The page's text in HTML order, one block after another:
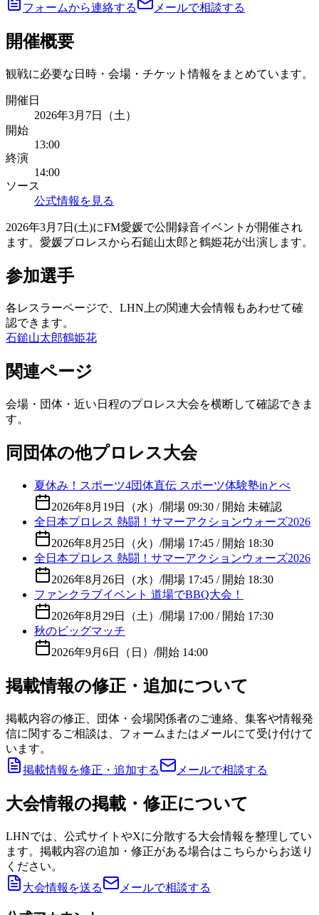
フォームから連絡する メールで相談する
開催概要
観戦に必要な日時・会場・チケット情報をまとめています。
開催日
2026年3月7日（土）
開始
13:00
終演
14:00
ソース
公式情報を見る
2026年3月7日(土)にFM愛媛で公開録音イベントが開催され
ます。愛媛プロレスから石鎚山太郎と鶴姫花が出演します。
参加選手
各レスラーページで、LHN上の関連大会情報もあわせて確
認できます。
石鎚山太郎鶴姫花
関連ページ
会場・団体・近い日程のプロレス大会を横断して確認できま
す。
同団体の他プロレス大会
夏休み！スポーツ4団体直伝 スポーツ体験塾inとべ
2026年8月19日（水） /開場 09:30 / 開始 未確認
全日本プロレス 熱闘！サマーアクションウォーズ2026
2026年8月25日（火） /開場 17:45 / 開始 18:30
全日本プロレス 熱闘！サマーアクションウォーズ2026
2026年8月26日（水） /開場 17:45 / 開始 18:30
ファンクラブイベント 道場でBBQ大会！
2026年8月29日（土） /開場 17:00 / 開始 17:30
秋のビッグマッチ
2026年9月6日（日） /開始 14:00
掲載情報の修正・追加について
掲載内容の修正、団体・会場関係者のご連絡、集客や情報発
信に関するご相談は、フォームまたはメールにて受け付けて
います。
掲載情報を修正・追加する
メールで相談する
大会情報の掲載・修正について
LHNでは、公式サイトやXに分散する大会情報を整理してい
ます。掲載内容の追加・修正がある場合はこちらからお送り
ください。
大会情報を送る
メールで相談する